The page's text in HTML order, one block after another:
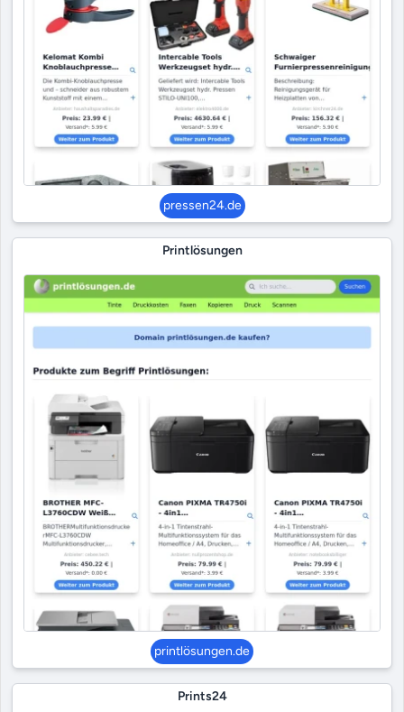
pressen24.de
Printlösungen
printlösungen.de
Prints24